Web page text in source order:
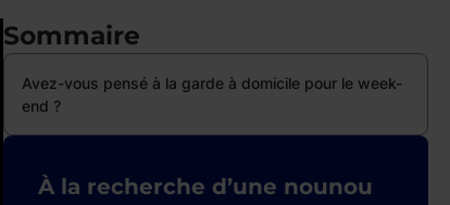
Sommaire
Avez-vous pensé à la garde à domicile pour le week-
end ?
À la recherche d’une nounou